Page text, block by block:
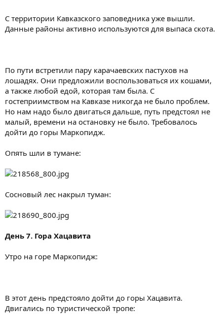
С территории Кавказского заповедника уже вышли.
Данные районы активно используются для выпаса скота.
По пути встретили пару карачаевских пастухов на
лошадях. Они предложили воспользоваться их кошами,
а также любой едой, которая там была. С
гостеприимством на Кавказе никогда не было проблем.
Но нам надо было двигаться дальше, путь предстоял не
малый, времени на остановку не было. Требовалось
дойти до горы Маркопидж.
Опять шли в тумане:
Сосновый лес накрыл туман:
День 7. Гора Хацавита
Утро на горе Маркопидж:
В этот день предстояло дойти до горы Хацавита.
Двигались по туристической тропе: